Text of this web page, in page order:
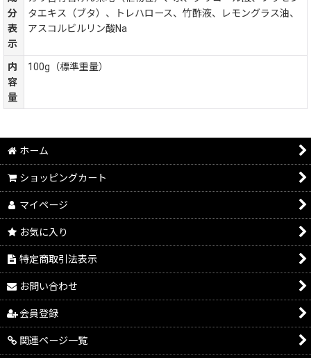
分
表
示
タエキス（ブタ）、トレハロース、竹酢液、レモングラス油、
アスコルビルリン酸Na
内
容
量
100g（標準重量）
ホーム
ショッピングカート
マイページ
お気に入り
特定商取引法表示
お問い合わせ
会員登録
関連ページ一覧